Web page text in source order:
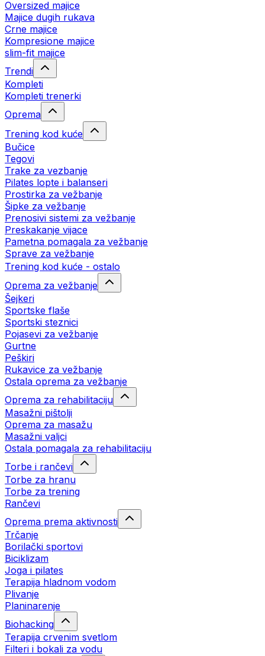
Oversized majice
Majice dugih rukava
Crne majice
Kompresione majice
slim-fit majice
Trendi
Kompleti
Kompleti trenerki
Oprema
Trening kod kuće
Bučice
Tegovi
Trake za vezbanje
Pilates lopte i balanseri
Prostirka za vežbanje
Šipke za vežbanje
Prenosivi sistemi za vežbanje
Preskakanje vijace
Pametna pomagala za vežbanje
Sprave za vežbanje
Trening kod kuće - ostalo
Oprema za vežbanje
Šejkeri
Sportske flaše
Sportski steznici
Pojasevi za vežbanje
Gurtne
Peškiri
Rukavice za vežbanje
Ostala oprema za vežbanje
Oprema za rehabilitaciju
Masažni pištolji
Oprema za masažu
Masažni valjci
Ostala pomagala za rehabilitaciju
Torbe i rančevi
Torbe za hranu
Torbe za trening
Rančevi
Oprema prema aktivnosti
Trčanje
Borilački sportovi
Biciklizam
Joga i pilates
Terapija hladnom vodom
Plivanje
Planinarenje
Biohacking
Terapija crvenim svetlom
Filteri i bokali za vodu